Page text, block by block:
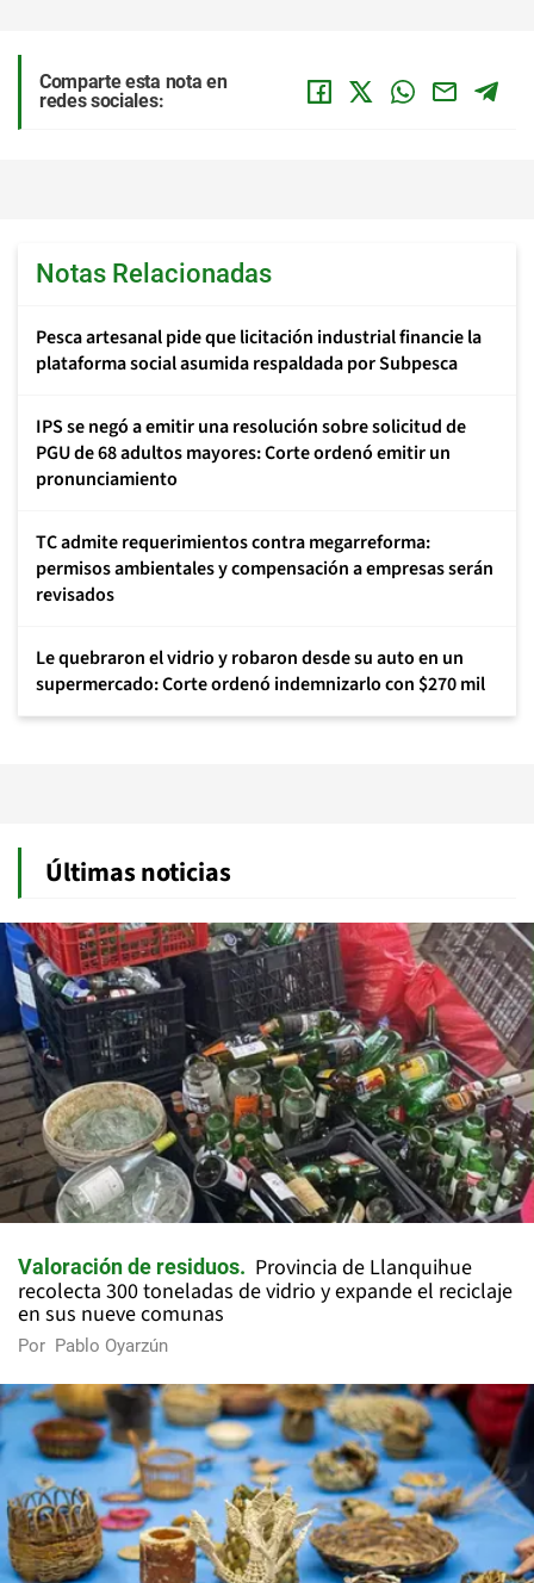
Comparte esta nota en
redes sociales:
Notas Relacionadas
Pesca artesanal pide que licitación industrial financie la
plataforma social asumida respaldada por Subpesca
IPS se negó a emitir una resolución sobre solicitud de
PGU de 68 adultos mayores: Corte ordenó emitir un
pronunciamiento
TC admite requerimientos contra megarreforma:
permisos ambientales y compensación a empresas serán
revisados
Le quebraron el vidrio y robaron desde su auto en un
supermercado: Corte ordenó indemnizarlo con $270 mil
Últimas noticias
Valoración de residuos
Provincia de Llanquihue
recolecta 300 toneladas de vidrio y expande el reciclaje
en sus nueve comunas
Por Pablo Oyarzún